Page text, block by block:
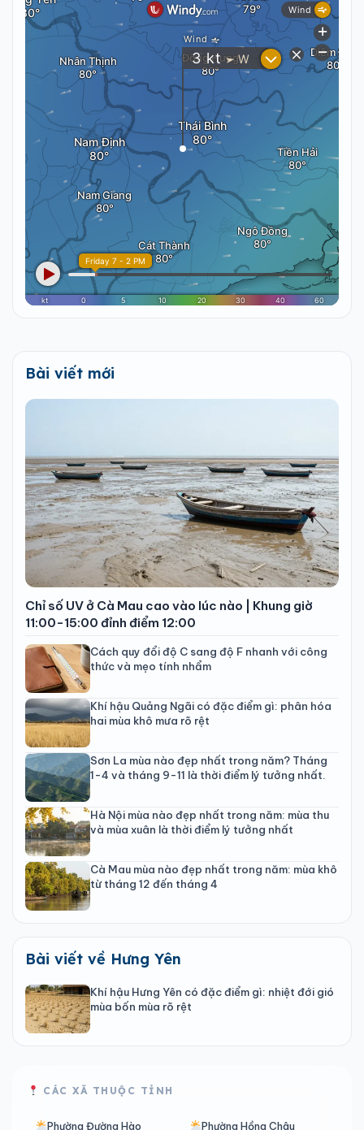
Bài viết mới
Chỉ số UV ở Cà Mau cao vào lúc nào | Khung giờ
11:00-15:00 đỉnh điểm 12:00
Cách quy đổi độ C sang độ F nhanh với công
thức và mẹo tính nhẩm
Khí hậu Quảng Ngãi có đặc điểm gì: phân hóa
hai mùa khô mưa rõ rệt
Sơn La mùa nào đẹp nhất trong năm? Tháng
1-4 và tháng 9-11 là thời điểm lý tưởng nhất.
Hà Nội mùa nào đẹp nhất trong năm: mùa thu
và mùa xuân là thời điểm lý tưởng nhất
Cà Mau mùa nào đẹp nhất trong năm: mùa khô
từ tháng 12 đến tháng 4
Bài viết về Hưng Yên
Khí hậu Hưng Yên có đặc điểm gì: nhiệt đới gió
mùa bốn mùa rõ rệt
CÁC XÃ THUỘC TỈNH
Phường Đường Hào Phường Hồng Châu